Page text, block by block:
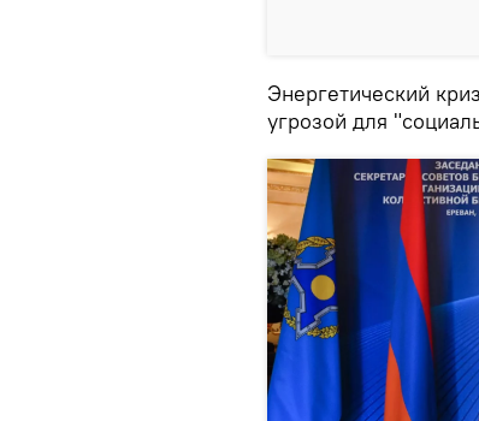
Энергетический
угрозой для